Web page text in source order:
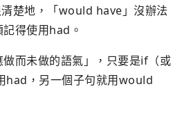
楚地，「would have」沒辦法
得使用had。
而未做的語氣」，只要是if（或
had，另一個子句就用would